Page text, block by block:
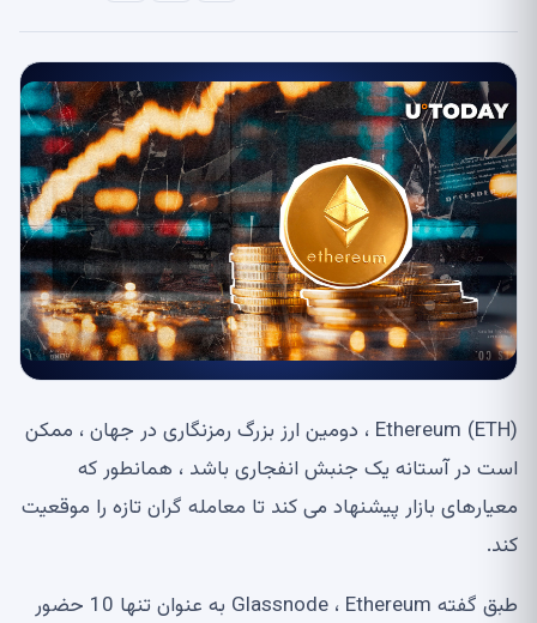
Ethereum (ETH) ، دومین ارز بزرگ رمزنگاری در جهان ، ممکن
است در آستانه یک جنبش انفجاری باشد ، همانطور که
معیارهای بازار پیشنهاد می کند تا معامله گران تازه را موقعیت
کند.
طبق گفته Glassnode ، Ethereum به عنوان تنها 10 حضور